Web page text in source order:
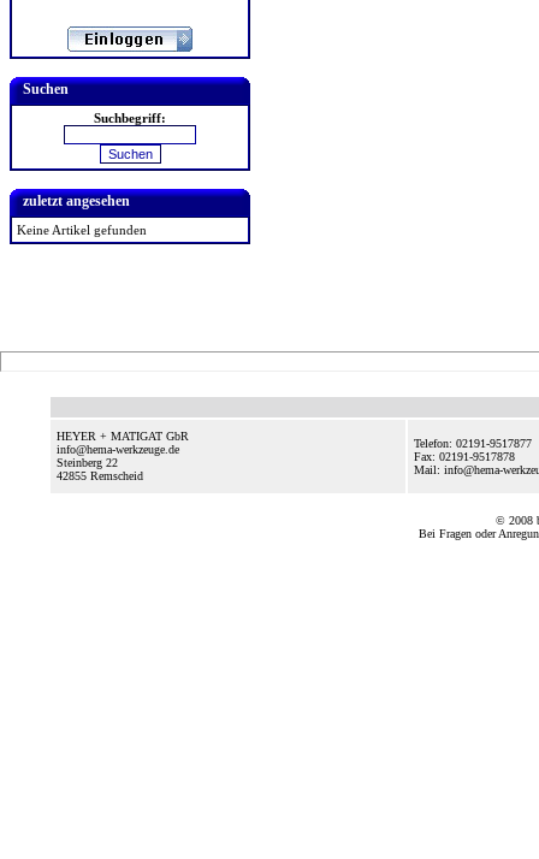
Suchen
Suchbegriff:
zuletzt angesehen
Keine Artikel gefunden
HEYER + MATIGAT GbR
info@hema-werkzeuge.de
Steinberg 22
42855 Remscheid
Telefon: 02191-9517877
Fax: 02191-9517878
Mail: info@hema-
© 2008
Bei Fragen oder